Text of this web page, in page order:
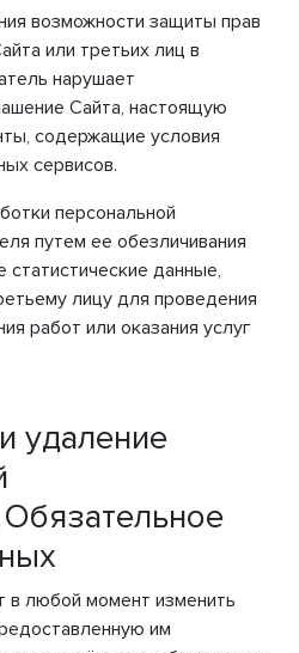
возможности защиты прав
или третьих лиц в
нарушает
Сайта, настоящую
содержащие условия
сервисов.
персональной
путем ее обезличивания
данные,
лицу для проведения
работ или оказания услуг
удаление
в любой момент изменить
им